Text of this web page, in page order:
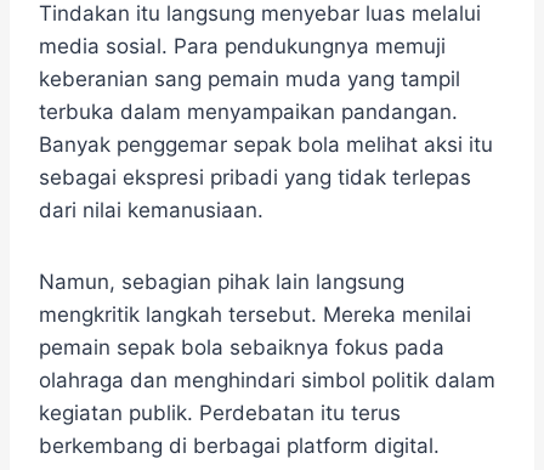
Tindakan itu langsung menyebar luas melalui
media sosial. Para pendukungnya memuji
keberanian sang pemain muda yang tampil
terbuka dalam menyampaikan pandangan.
Banyak penggemar sepak bola melihat aksi itu
sebagai ekspresi pribadi yang tidak terlepas
dari nilai kemanusiaan.
Namun, sebagian pihak lain langsung
mengkritik langkah tersebut. Mereka menilai
pemain sepak bola sebaiknya fokus pada
olahraga dan menghindari simbol politik dalam
kegiatan publik. Perdebatan itu terus
berkembang di berbagai platform digital.